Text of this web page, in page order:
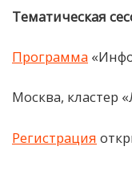
Тематическая
Программа
Москва, кластер
Регистрация